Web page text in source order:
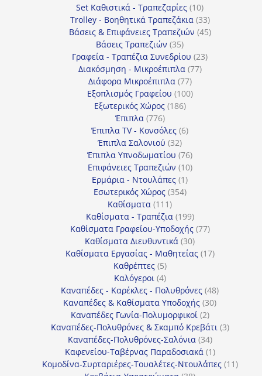
προϊόντα
Set Καθιστικά - Τραπεζαρίες 1010
προϊόντα
Trolley - Βοηθητικά Τραπεζάκια 3333
προϊόντα
Βάσεις & Επιφάνειες Τραπεζιών 4545
Βάσεις Τραπεζιών 3535
προϊόντα
Γραφεία - Τραπέζια Συνεδρίου 2323
Διακόσμηση - Μικροέπιπλα 7777
Διάφορα Μικροέπιπλα 7777
προϊόντα
Εξοπλισμός Γραφείου 100100
Εξωτερικός Χώρος 186186
Έπιπλα 776776
προϊόντα
Έπιπλα TV - Κονσόλες 66
Έπιπλα Σαλονιού 3232
προϊόντα
Έπιπλα Υπνοδωματίου 7676
προϊόντα
Επιφάνειες Τραπεζιών 1010
Ερμάρια - Ντουλάπες 11
προϊόν
Εσωτερικός Χώρος 354354
Καθίσματα 111111
προϊόντα
Καθίσματα - Τραπέζια 199199
προϊόντα
Καθίσματα Γραφείου-Υποδοχής 7777
Καθίσματα Διευθυντικά 3030
προϊόντα
Καθίσματα Εργασίας - Μαθητείας 1717
Καθρέπτες 55
προϊόντα
Καλόγεροι 44
προϊόντα
Καναπέδες - Καρέκλες - Πολυθρόνες 4848
προϊόντα
Καναπέδες & Καθίσματα Υποδοχής 3030
Καναπέδες Γωνία-Πολυμορφικοί 22
προϊόντα
Καναπέδες-Πολυθρόνες & Σκαμπό Κρεβάτι 33
Καναπέδες-Πολυθρόνες-Σαλόνια 3434
προϊόντα
Καφενείου-Ταβέρνας Παραδοσιακά 11
προϊόν
Κομοδίνα-Συρταριέρες-Τουαλέτες-Ντουλάπες 1111